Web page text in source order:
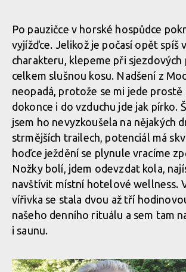
Abby a Verunka vyzkoušeli allmountain a
Abby a Verunka vyzkoušeli allmountain a
Po pauzičce v horské hospůdce
vyjížďce. Jelikož je počasí opět spíš
charakteru, klepeme při sjezdových
celkem slušnou kosu. Nadšení z
neopadá, protože se mi jede prostě
dokonce i do vzduchu jde jak pírko.
jsem ho nevyzkoušela na nějakých
strmějších trailech, potenciál má
hoďce ježdění se plynule vracíme
Nožky bolí, jdem odevzdat kola,
navštívit místní hotelové wellness.
vířivka se stala dvou až tří
našeho denního rituálu a sem tam
i saunu.